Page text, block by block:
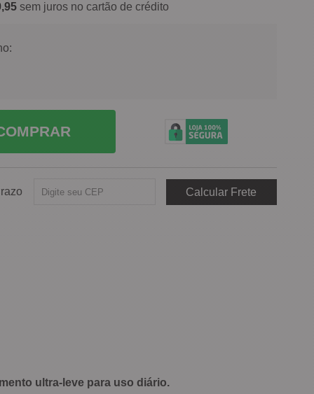
sem juros no cartão de crédito
ultra-leve para uso diário.